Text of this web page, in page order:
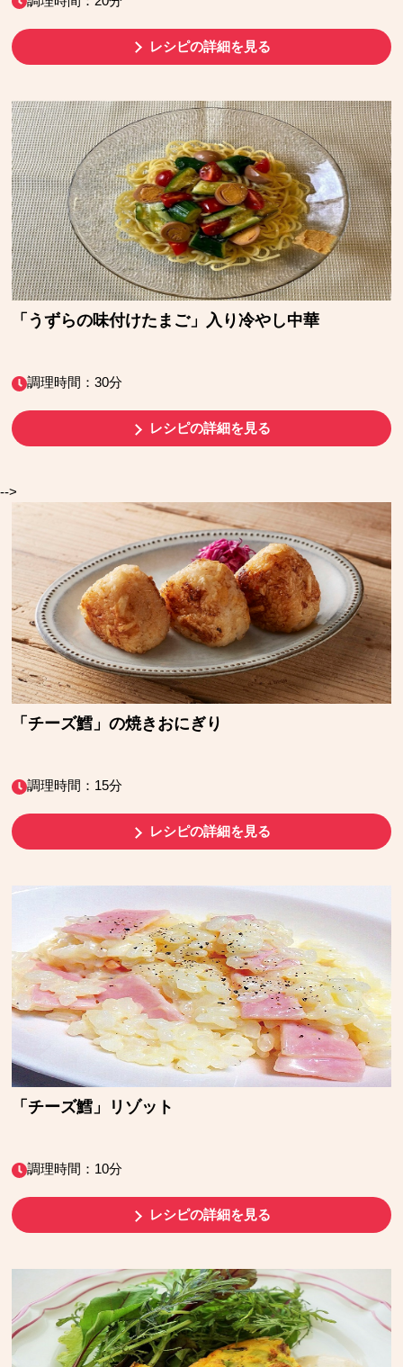
レシピの詳細を見る
「うずらの味付けたまご」入り冷やし中華
調理時間：30分
レシピの詳細を見る
-->
「チーズ鱈」の焼きおにぎり
調理時間：15分
レシピの詳細を見る
「チーズ鱈」リゾット
調理時間：10分
レシピの詳細を見る